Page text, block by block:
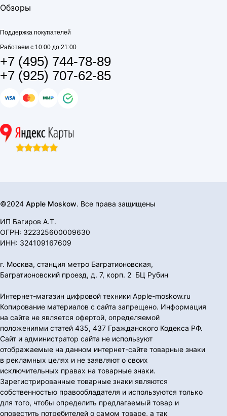
Обзоры
Поддержка покупателей
Работаем с 10:00 до 21:00
+7 (495) 744-78-89
+7 (925) 707-62-85
©2024 Apple Moskow. Все права защищены
ИП Багиров А.Т.
ОГРН: 322325600009630
ИНН: 324109167609
г. Москва, станция метро Багратионовская,
Багратионовский проезд, д. 7, корп. 2 БЦ Рубин
Интернет-магазин цифровой техники Apple-moskow.ru
Копирование материалов с сайта запрещено. Информация
на сайте не является офертой, определяемой
положениями статей 435, 437 Гражданского Кодекса РФ.
Сайт и администратор сайта не используют
отображаемые на данном интернет-сайте товарные знаки
в рекламных целях и не заявляют о своих
исключительных правах на товарные знаки.
Зарегистрированные товарные знаки являются
собственностью правообладателя и используются только
для того, чтобы определить предлагаемый товар и
оповестить потребителей о самом товаре, а так